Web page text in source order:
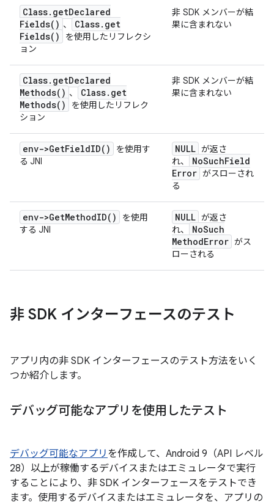
Class. getDeclared
Fields( ) 、 Class. get
Fields( )
を使用したリフレクシ
ョン
非 SDK メンバーが結
果に含まれない
Class. getDeclared
Methods( ) 、 Class. get
Methods( )
を使用したリフレク
ション
非 SDK メンバーが結
果に含まれない
env->GetFieldID( )
を使用す
る JNI
NULL が返さ
れ、
NoSuchField
Error がスローされ
る
env->GetMethodID( )
を使用
する JNI
NULL が返さ
れ、
NoSuch
MethodError がス
ローされる
非 SDK インターフェースのテスト
アプリ内の非 SDK インターフェースのテスト方法をいく
つか紹介します。
デバッグ可能なアプリを使用したテスト
デバッグ可能なアプリ を作成して、Android 9（API レベル
28）以上が稼働するデバイスまたはエミュレータで実行
することにより、非 SDK インターフェースをテストでき
ます。使用するデバイスまたはエミュレータを、アプリの